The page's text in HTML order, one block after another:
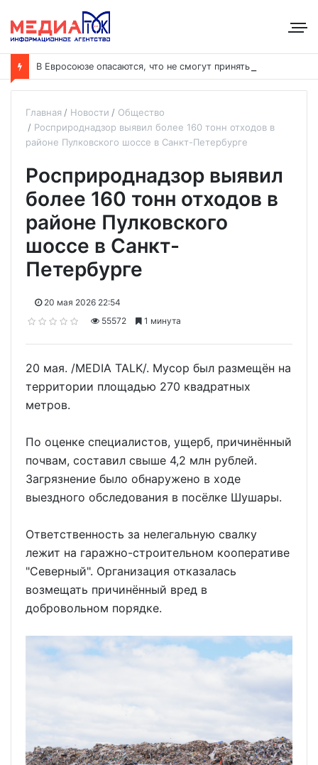
Главная Новости
Общество
Росприроднадзор выявил более 160 тонн отходов в
районе Пулковского шоссе в Санкт-Петербурге
Росприроднадзор выявил
более 160 тонн отходов в
районе Пулковского
шоссе в Санкт-
Петербурге
20 мая 2026 22:54
55572
1 минута
20 мая. /MEDIA TALK/. Мусор был размещён на
территории площадью 270 квадратных
метров.
По оценке специалистов, ущерб, причинённый
почвам, составил свыше 4,2 млн рублей.
Загрязнение было обнаружено в ходе
выездного обследования в посёлке Шушары.
Ответственность за нелегальную свалку
лежит на гаражно-строительном кооперативе
"Северный". Организация отказалась
возмещать причинённый вред в
добровольном порядке.